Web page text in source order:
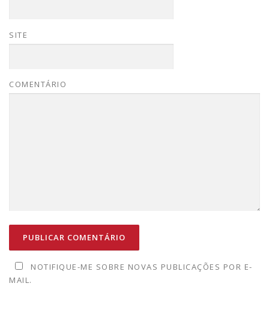
SITE
COMENTÁRIO
NOTIFIQUE-ME SOBRE NOVAS PUBLICAÇÕES POR E-
MAIL.